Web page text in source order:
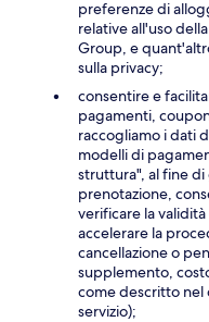
preferenze di
relative all'uso
Group, e
sulla privacy;
consentire e
pagamenti,
raccogliamo i dati
modelli di
struttura", al fine
prenotazione,
verificare la
accelerare la
cancellazione o
supplemento,
come descritto nel
servizio);